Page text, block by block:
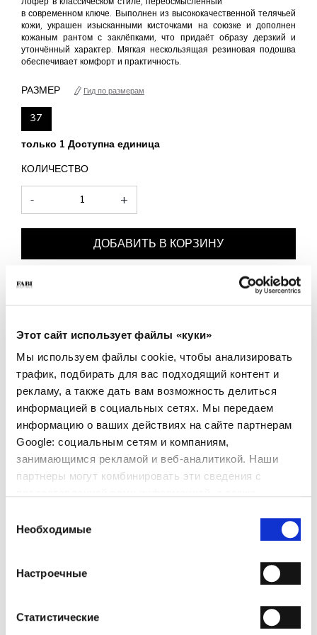
Этот сайт использует файлы «куки»
Мы используем файлы cookie, чтобы анализировать
трафик, подбирать для вас подходящий контент и
рекламу, а также дать вам возможность делиться
информацией в социальных сетях. Мы передаем
информацию о ваших действиях на сайте партнерам
Google: социальным сетям и компаниям,
занимающимся рекламой и веб-аналитикой. Наши
партнеры могут комбинировать эти сведения с
вами их сервисов.
согласия
Необходимые
Настроечные
Статистические
в современном ключе. Выполнен из высококачественной телячьей
кожи, украшен изысканными кисточками на союзке и дополнен
кожаным рантом с заклёпками, что придаёт образу дерзкий и
утончённый характер. Мягкая нескользящая резиновая подошва
обеспечивает комфорт и практичность.
РАЗМЕР Гид по размерам
37
только 1 Доступна единица
КОЛИЧЕСТВО
+
-
ДОБАВИТЬ В КОРЗИНУ
ДОБАВИТЬ В СПИСОК ЖЕЛАНИЙ
- Материал: Телячья кожа
- Подошва: Кожа
- Сделано в Италии
ПОЧЕМУ ОН ОСОБЕННЫЙ?
СПОСОБЫ ОПЛАТЫ